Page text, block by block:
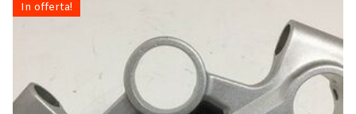
In offerta!